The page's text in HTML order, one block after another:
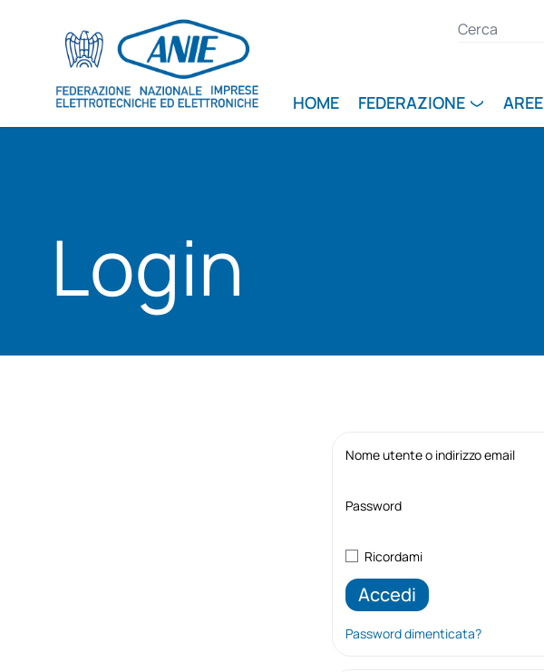
HOME FEDERAZIONE AREE
Login
Nome utente o indirizzo email
Password
Ricordami
Password dimenticata?